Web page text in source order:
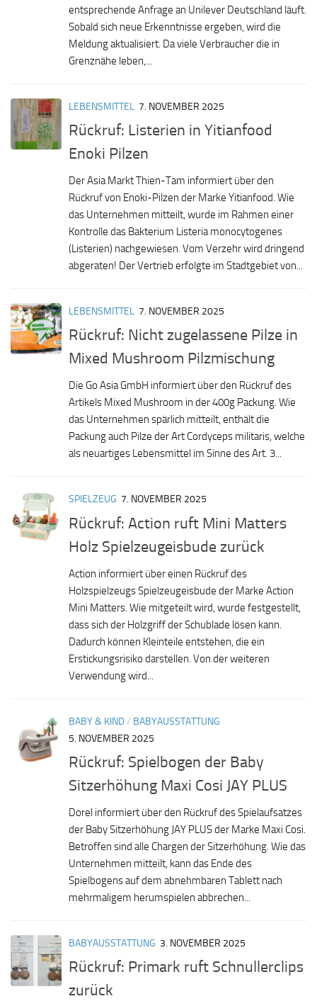
entsprechende Anfrage an Unilever Deutschland läuft.
Sobald sich neue Erkenntnisse ergeben, wird die
Meldung aktualisiert. Da viele Verbraucher die in
Grenznähe leben,...
LEBENSMITTEL 7. NOVEMBER 2025
Rückruf: Listerien in Yitianfood
Enoki Pilzen
Der Asia Markt Thien-Tam informiert über den
Rückruf von Enoki-Pilzen der Marke Yitianfood. Wie
das Unternehmen mitteilt, wurde im Rahmen einer
Kontrolle das Bakterium Listeria monocytogenes
(Listerien) nachgewiesen. Vom Verzehr wird dringend
abgeraten! Der Vertrieb erfolgte im Stadtgebiet von...
LEBENSMITTEL 7. NOVEMBER 2025
Rückruf: Nicht zugelassene Pilze in
Mixed Mushroom Pilzmischung
Die Go Asia GmbH informiert über den Rückruf des
Artikels Mixed Mushroom in der 400g Packung. Wie
das Unternehmen spärlich mitteilt, enthält die
Packung auch Pilze der Art Cordyceps militaris, welche
als neuartiges Lebensmittel im Sinne des Art. 3...
SPIELZEUG 7. NOVEMBER 2025
Rückruf: Action ruft Mini Matters
Holz Spielzeugeisbude zurück
Action informiert über einen Rückruf des
Holzspielzeugs Spielzeugeisbude der Marke Action
Mini Matters. Wie mitgeteilt wird, wurde festgestellt,
dass sich der Holzgriff der Schublade lösen kann.
Dadurch können Kleinteile entstehen, die ein
Erstickungsrisiko darstellen. Von der weiteren
Verwendung wird...
BABY & KIND/ BABYAUSSTATTUNG
5. NOVEMBER 2025
Rückruf: Spielbogen der Baby
Sitzerhöhung Maxi Cosi JAY PLUS
Dorel informiert über den Rückruf des Spielaufsatzes
der Baby Sitzerhöhung JAY PLUS der Marke Maxi Cosi.
Betroffen sind alle Chargen der Sitzerhöhung. Wie das
Unternehmen mitteilt, kann das Ende des
Spielbogens auf dem abnehmbaren Tablett nach
mehrmaligem herumspielen abbrechen...
BABYAUSSTATTUNG 3. NOVEMBER 2025
Rückruf: Primark ruft Schnullerclips
zurück